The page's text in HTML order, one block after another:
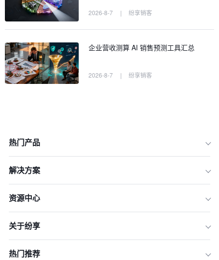
一、在线课程平台
2026-8-7 | 纷享销客
企业营收测算 AI 销售预测工具汇总
2026-8-7 | 纷享销客
热门产品
解决方案
资源中心
关于纷享
热门推荐